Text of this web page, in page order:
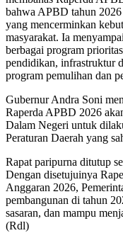
bahwa APBD tahun
yang mencerminkan
masyarakat. Ia
berbagai program
pendidikan, infrastruktur
program pemulihan dan
Gubernur Andra Soni
Raperda APBD 2026
Dalam Negeri untuk
Peraturan Daerah yang
Rapat paripurna ditutup
Dengan disetujuinya
Anggaran 2026,
pembangunan di tahun
sasaran, dan mampu
(Rdl)